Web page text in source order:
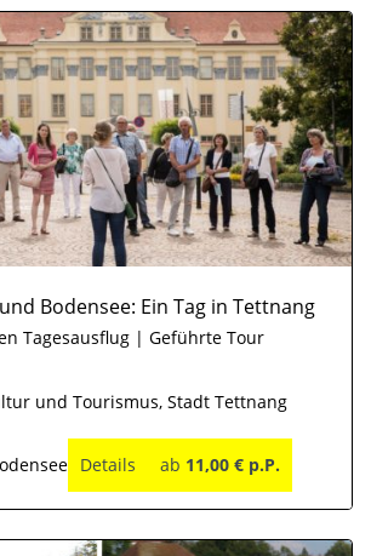
Bodensee: Ein Tag in Tettnang
Tagesausflug | Geführte Tour
und Tourismus, Stadt Tettnang
Details ab 11,00 € p.P.